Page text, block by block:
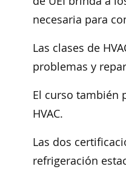
necesaria para
Las clases de
problemas y
El curso también
HVAC.
Las dos
refrigeración